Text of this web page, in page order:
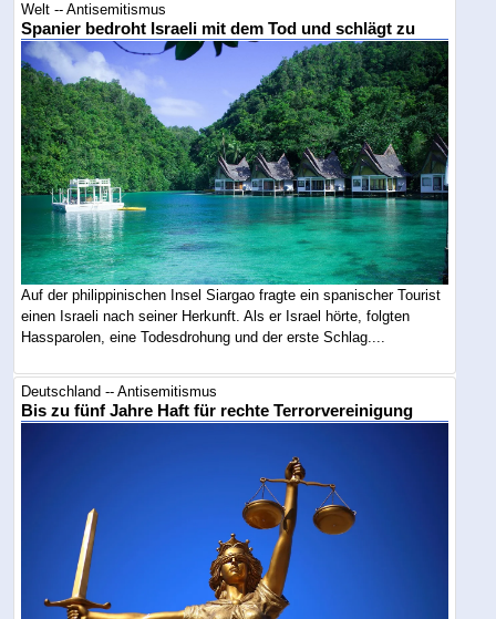
Welt -- Antisemitismus
Spanier bedroht Israeli mit dem Tod und schlägt zu
Auf der philippinischen Insel Siargao fragte ein spanischer Tourist
einen Israeli nach seiner Herkunft. Als er Israel hörte, folgten
Hassparolen, eine Todesdrohung und der erste Schlag....
Deutschland -- Antisemitismus
Bis zu fünf Jahre Haft für rechte Terrorvereinigung